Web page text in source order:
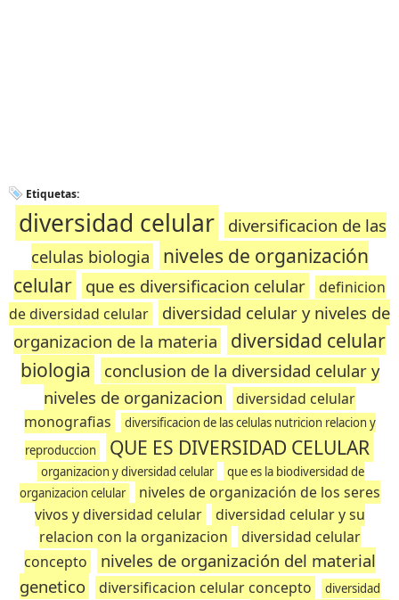
Etiquetas:
diversidad celular
diversificacion de las
celulas biologia
niveles de organización
celular
que es diversificacion celular
definicion
de diversidad celular
diversidad celular y niveles de
organizacion de la materia
diversidad celular
biologia
conclusion de la diversidad celular y
niveles de organizacion
diversidad celular
monografias
diversificacion de las celulas nutricion relacion y
reproduccion
QUE ES DIVERSIDAD CELULAR
organizacion y diversidad celular
que es la biodiversidad de
organizacion celular
niveles de organización de los seres
vivos y diversidad celular
diversidad celular y su
relacion con la organizacion
diversidad celular
concepto
niveles de organización del material
genetico
diversificacion celular concepto
diversidad